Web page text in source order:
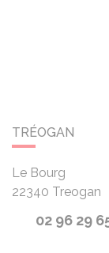
TRÉOGAN
Le Bourg
22340 Treogan
02 96 29